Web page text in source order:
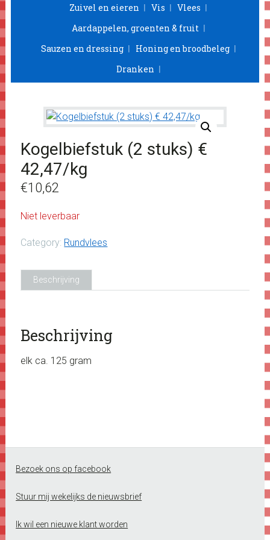
Zuivel en eieren
Vis
Vlees
Aardappelen, groenten & fruit
Sauzen en dressing
Honing en broodbeleg
Dranken
Kogelbiefstuk (2 stuks) €
42,47/kg
€10,62
Niet leverbaar
Category: Rundvlees
Beschrijving
Beschrijving
elk ca. 125 gram
Footer
Bezoek ons op facebook
Stuur mij wekelijks de nieuwsbrief
Ik wil een nieuwe klant worden